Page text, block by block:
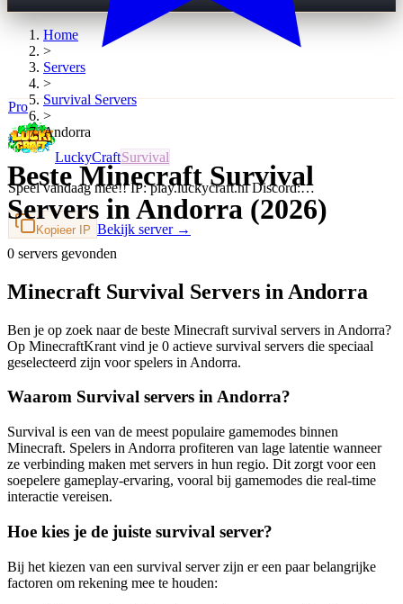
Pro
LuckyCraftSurvival
Speel vandaag mee!! IP: play.luckycraft.nl Discord:…
Kopieer IP Bekijk server →
Home
>
Servers
>
SurvivalServers
>
Andorra
Beste Minecraft Survival
Servers in Andorra (2026)
0 servers gevonden
Minecraft Survival Servers in Andorra
Ben je op zoek naar de beste Minecraft survival servers in Andorra?
Op MinecraftKrant vind je 0 actieve survival servers die speciaal
geselecteerd zijn voor spelers in Andorra.
Waarom Survival servers in Andorra?
Survival is een van de meest populaire gamemodes binnen
Minecraft. Spelers in Andorra profiteren van lage latentie wanneer
ze verbinding maken met servers in hun regio. Dit zorgt voor een
soepelere gameplay-ervaring, vooral bij gamemodes die real-time
interactie vereisen.
Hoe kies je de juiste survival server?
Bij het kiezen van een survival server zijn er een paar belangrijke
factoren om rekening mee te houden: